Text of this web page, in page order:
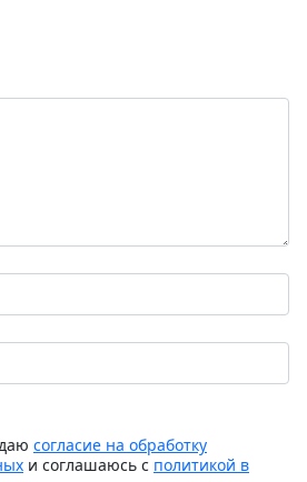
согласие на обработку
и соглашаюсь с политикой в